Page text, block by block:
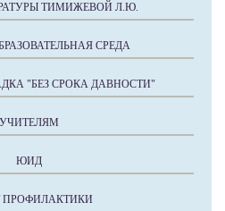
ТИМИЖЕВОЙ Л.Ю.
СРЕДА
"БЕЗ СРОКА ДАВНОСТИ"
УЧИТЕЛЯМ
ЮИД
ПРОФИЛАКТИКИ